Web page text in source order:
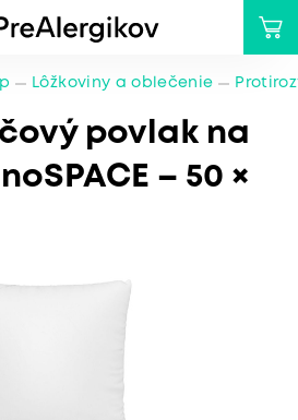
Lôžkoviny a oblečenie
povlak na
– 50 ×